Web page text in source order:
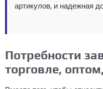
артикулов, и надежная
Потребности
торговле,